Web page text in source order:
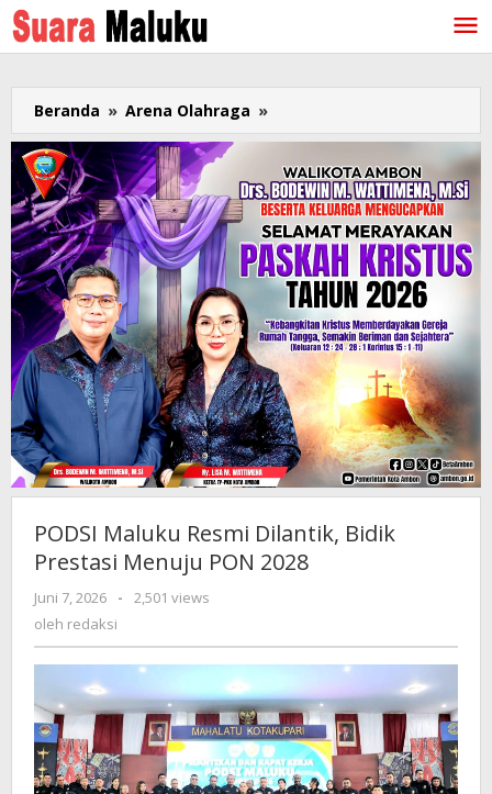
Lewati
ke
konten
Beranda » Arena Olahraga »
Maluku
Dilantik,
Bidik
Prestasi
Menuju
PON
2028
PODSI Maluku Resmi Dilantik, Bidik
Prestasi Menuju PON 2028
Juni 7, 2026
oleh
-
2,501 views
oleh redaksi